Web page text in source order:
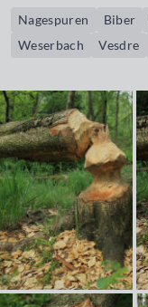
Nagespuren Biber
Weserbach
Vesdre